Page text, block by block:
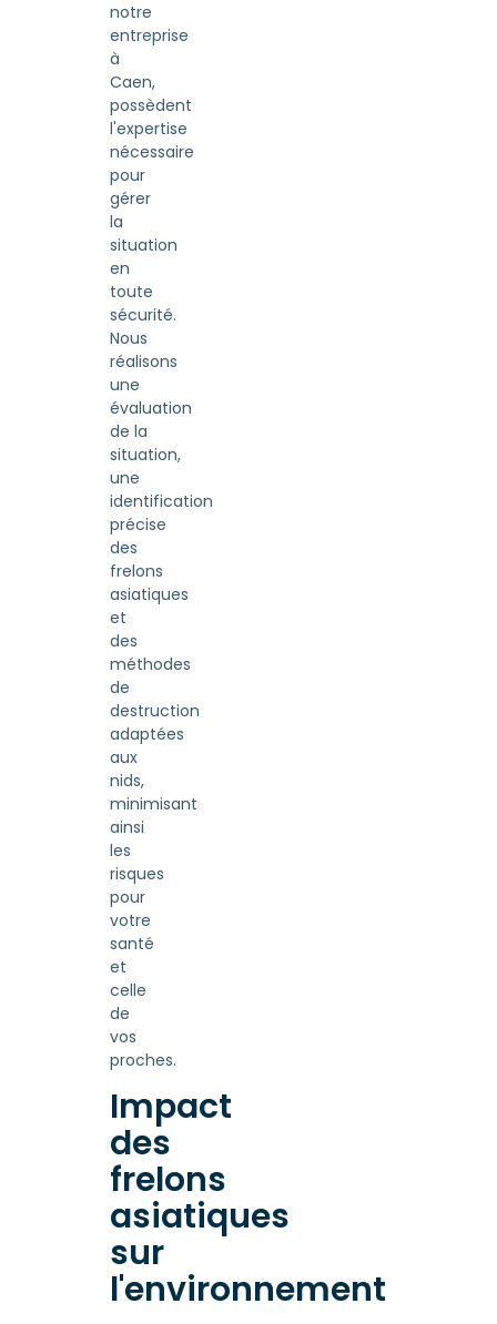
notre
entreprise
à
Caen,
possèdent
l'expertise
nécessaire
pour
gérer
la
situation
en
toute
sécurité.
Nous
réalisons
une
évaluation
de la
situation,
une
identification
précise
des
frelons
asiatiques
et
des
méthodes
de
destruction
adaptées
aux
nids,
minimisant
ainsi
les
risques
pour
votre
santé
et
celle
de
vos
proches.
Impact
des
frelons
asiatiques
sur
l'environnement